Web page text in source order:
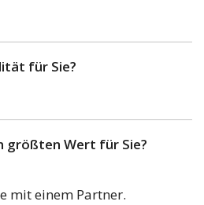
für Sie?
größten Wert für Sie?
mit einem Partner.